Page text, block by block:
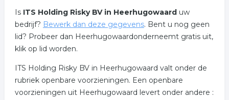
Is ITS Holding Risky BV in Heerhugowaarduw
bedrijf? Bewerk dan deze gegevens. Bent u nog geen
lid? Probeer dan Heerhugowaardonderneemt gratis uit,
klik op lid worden.
ITS Holding Risky BV in Heerhugowaard valt onder de
rubriek openbare voorzieningen. Een openbare
voorzieningen uit Heerhugowaard levert onder andere :